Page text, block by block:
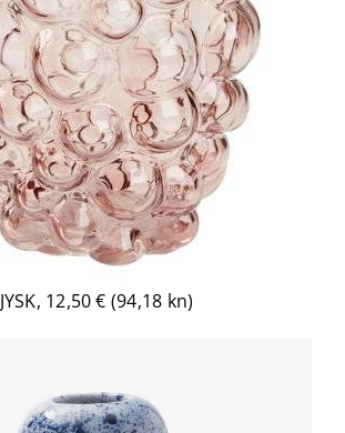
JYSK, 12,50 € (94,18 kn)